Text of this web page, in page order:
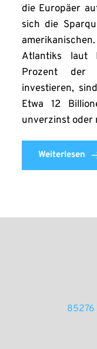
die Europäer
sich die
Atlantiks laut
Prozent der
investieren,
Etwa 12
unverzinst
Weiterlesen
85276